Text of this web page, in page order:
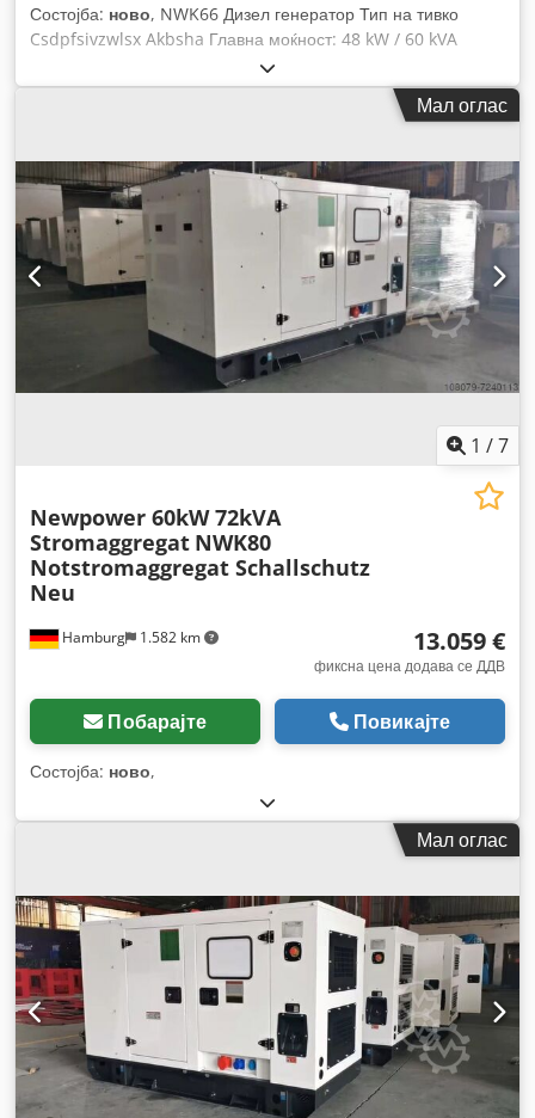
Состојба: ново, NWK66 Дизел генератор Тип на тивко
Csdpfsivzwlsx Akbsha Главна моќност: 48 kW / 60 kVA
Мотор: Fawde & 4DX23-78D, 4 цилиндри, водено ладење
Поврзување: приклучоци и 4P RCD прекинувач Капацитет
на резервоарот: 118L Фреквенција: 50 Hz Напон: 400/230 V
Intelilite4 AMF8 вкл. AVR, полнач за батерии, бојлер
Мал оглас
1 /7
Hamburg 1.582 km
Newpower 60kW 72kVA
Stromaggregat NWK80
Notstromaggregat Schallschutz
Neu
13.059 €
фиксна цена додава се ДДВ
Побарајте Повикајте
Состојба: ново,
Мал оглас